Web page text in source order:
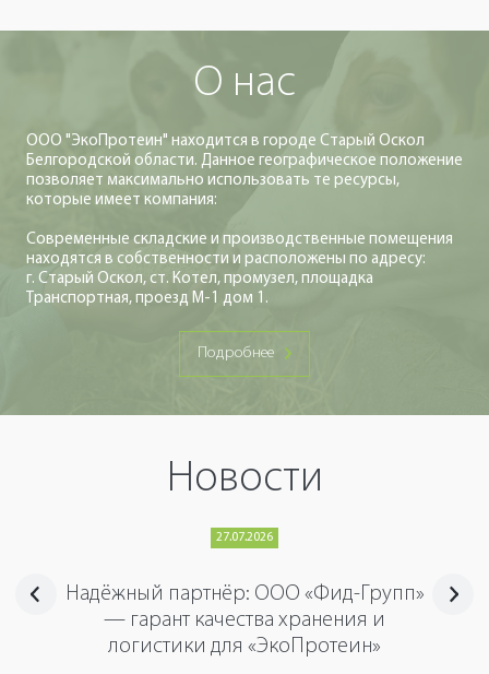
О нас
ООО "ЭкоПротеин" находится в городе Старый Оскол
Белгородской области. Данное географическое положение
позволяет максимально использовать те ресурсы,
которые имеет компания:
Современные складские и производственные помещения
находятся в собственности и расположены по адресу:
г. Старый Оскол, ст. Котел, промузел, площадка
Транспортная, проезд М-1 дом 1.
Подробнее
Новости
27.07.2026
Надёжный партнёр: ООО «Фид-Групп»
— гарант качества хранения и
логистики для «ЭкоПротеин»